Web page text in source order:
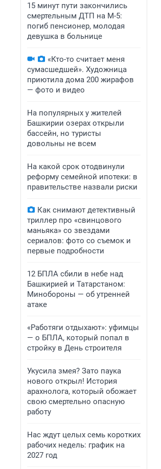
15 минут пути закончились
смертельным ДТП на М-5:
погиб пенсионер, молодая
девушка в больнице
«Кто-то считает меня
сумасшедшей». Художница
приютила дома 200 жирафов
— фото и видео
На популярных у жителей
Башкирии озерах открыли
бассейн, но туристы
довольны не всем
На какой срок отодвинули
реформу семейной ипотеки: в
правительстве назвали риски
Как снимают детективный
триллер про «свинцового
маньяка» со звездами
сериалов: фото со съемок и
первые подробности
12 БПЛА сбили в небе над
Башкирией и Татарстаном:
Минобороны — об утренней
атаке
«Работяги отдыхают»: уфимцы
— о БПЛА, который попал в
стройку в День строителя
Укусила змея? Зато паука
нового открыл! История
арахнолога, который обожает
свою смертельно опасную
работу
Нас ждут целых семь коротких
рабочих недель: график на
2027 год